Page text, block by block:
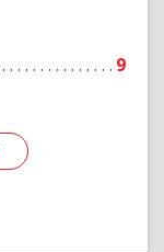
9